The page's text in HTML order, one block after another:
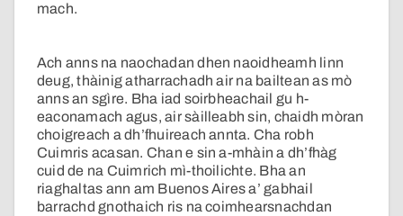
mach.
Ach anns na naochadan dhen naoidheamh linn
deug, thàinig atharrachadh air na bailtean as mò
anns an sgìre. Bha iad soirbheachail gu h-
eaconamach agus, air sàilleabh sin, chaidh mòran
choigreach a dh’fhuireach annta. Cha robh
Cuimris acasan. Chan e sin a-mhàin a dh’fhàg
cuid de na Cuimrich mì-thoilichte. Bha an
riaghaltas ann am Buenos Aires a’ gabhail
barrachd gnothaich ris na coimhearsnachdan